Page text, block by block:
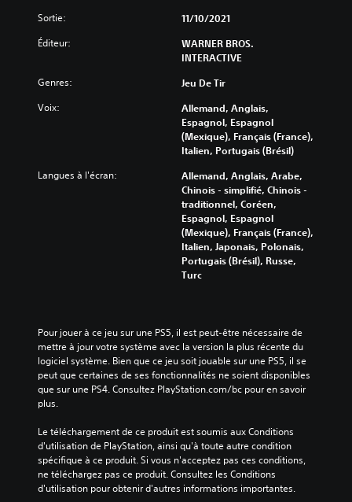
Sortie: 11/10/2021
Éditeur:
WARNER BROS.
INTERACTIVE
Genres: Jeu De Tir
Voix:
Allemand, Anglais,
Espagnol, Espagnol
(Mexique), Français (France),
Italien, Portugais (Brésil)
Langues à l'écran:
Allemand, Anglais, Arabe,
Chinois - simplifié, Chinois -
traditionnel, Coréen,
Espagnol, Espagnol
(Mexique), Français (France),
Italien, Japonais, Polonais,
Portugais (Brésil), Russe,
Turc
Pour jouer à ce jeu sur une PS5, il est peut-être nécessaire de
mettre à jour votre système avec la version la plus récente du
logiciel système. Bien que ce jeu soit jouable sur une PS5, il se
peut que certaines de ses fonctionnalités ne soient disponibles
que sur une PS4. Consultez PlayStation.com/bc pour en savoir
plus.
Le téléchargement de ce produit est soumis aux Conditions
d'utilisation de PlayStation, ainsi qu'à toute autre condition
spécifique à ce produit. Si vous n'acceptez pas ces conditions,
ne téléchargez pas ce produit. Consultez les Conditions
d'utilisation pour obtenir d'autres informations importantes.